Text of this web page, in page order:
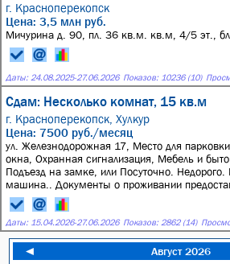
г. Красноперекопск
Цена: 3,5 млн руб.
Мичурина д. 90, пл. 36 кв.м. кв.м, 4/5 эт.,
Даты: 24.08.2025-27.06.2026 Показов: 10236 (10)
Сдам: Несколько комнат, 15 кв.м
г. Красноперекопск, Хулкур
Цена: 7500 руб./месяц
ул. Железнодорожная 17, Место для
окна, Охранная сигнализация, Мебель и
Подъезд на замке, или Посуточно. Недорого.
машина.. Документы о проживании
Даты: 15.04.2026-27.06.2026 Показов: 2862 (14)
◄ Август 2026